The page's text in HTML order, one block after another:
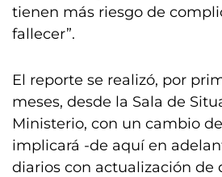
tienen más riesgo de
fallecer”.
El reporte se realizó, por
meses, desde la Sala de
Ministerio, con un cambio
implicará -de aquí en
diarios con actualización de